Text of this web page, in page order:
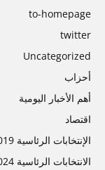
to-homepage
twitter
Uncategorized
أحزاب
أهم الأخبار اليومية
اقتصاد
الإنتخابات الرئاسية 2019
الانتخابات الرئاسية 2024